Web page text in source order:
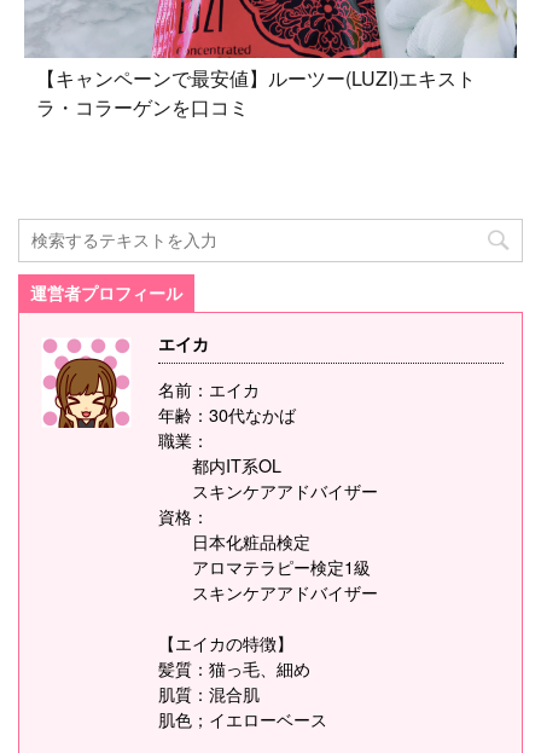
【キャンペーンで最安値】ルーツー(LUZI)エキスト
ラ・コラーゲンを口コミ
運営者プロフィール
エイカ
名前：エイカ
年齢：30代なかば
職業：
都内IT系OL
スキンケアアドバイザー
資格：
日本化粧品検定
アロマテラピー検定1級
スキンケアアドバイザー
【エイカの特徴】
髪質：猫っ毛、細め
肌質：混合肌
肌色；イエローベース